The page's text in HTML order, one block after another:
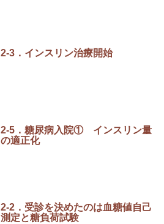
2-3．インスリン治療開始
2-5．糖尿病入院① インスリン量
の適正化
2-2．受診を決めたのは血糖値自己
測定と糖負荷試験